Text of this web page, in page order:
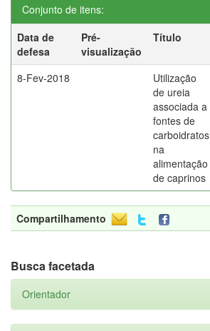
Conjunto de itens:
Data de
defesa
Pré-
visualização
Título
8-Fev-2018
Utilização
de ureia
associada a
fontes de
carboidratos
na
alimentação
de caprinos
Compartilhamento
Busca facetada
Orientador